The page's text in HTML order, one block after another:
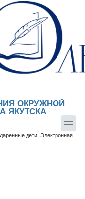
ОКРУЖНОЙ
ЯКУТСКА
дети, Электронная